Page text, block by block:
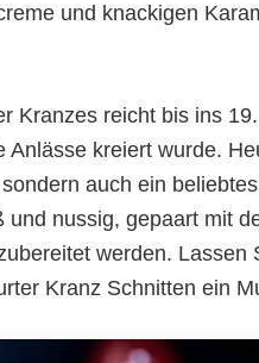
und knackigen
Kranzes reicht bis ins
Anlässe kreiert wurde.
auch ein
nussig, gepaart mit
werden.
Kranz Schnitten ein